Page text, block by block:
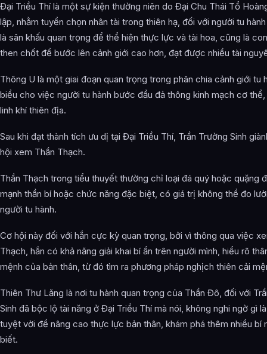
Đại Triều Thí là một sự kiện thường niên do Đại Chu Thái Tổ
lập, nhằm tuyển chọn nhân tài trong thiên hạ, đối với người tu
là sân khấu quan trọng để thể hiện thực lực và tài hoa, cũng là
then chốt để bước lên cảnh giới cao hơn, đạt được nhiều tài
Thông U là một giai đoạn quan trọng trong phân chia cảnh giới tu
biểu cho việc người tu hành bước đầu đả thông kinh mạch cơ thể,
linh khí thiên địa.
Sau khi đạt thành tích ưu dị tại Đại Triều Thí, Trần Trường Sinh
hội xem Thần Thạch.
Thần Thạch trong tiểu thuyết thường chỉ loại đá quý hoặc quặng
mạnh thần bí hoặc chức năng đặc biệt, có giá trị không thể đo
người tu hành.
Cơ hội này đối với hắn cực kỳ quan trọng, bởi vì thông qua việc
Thạch, hắn có khả năng giải khai bí ẩn trên người mình, hiểu rõ
mệnh của bản thân, từ đó tìm ra phương pháp nghịch thiên cải
Thiên Thư Lăng là nơi tu hành quan trọng của Thần Đô, đối với
Sinh đã bộc lộ tài năng ở Đại Triều Thí mà nói, không nghi ngờ gì
tuyệt vời để nâng cao thực lực bản thân, khám phá thêm nhiều bí
biết.